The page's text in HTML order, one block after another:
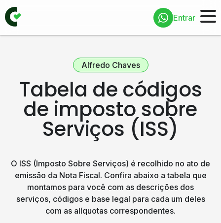
Entrar
Alfredo Chaves
Tabela de códigos
de imposto sobre
Serviços (ISS)
O ISS (Imposto Sobre Serviços) é recolhido no ato de
emissão da Nota Fiscal. Confira abaixo a tabela que
montamos para você com as descrições dos
serviços, códigos e base legal para cada um deles
com as alíquotas correspondentes.